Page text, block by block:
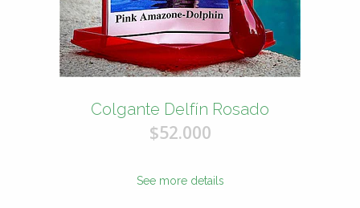
Colgante Delfín Rosado
$52.000
See more details